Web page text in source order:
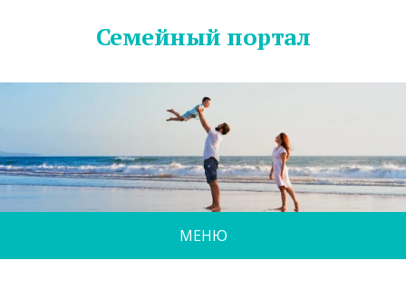
Семейный портал
МЕНЮ